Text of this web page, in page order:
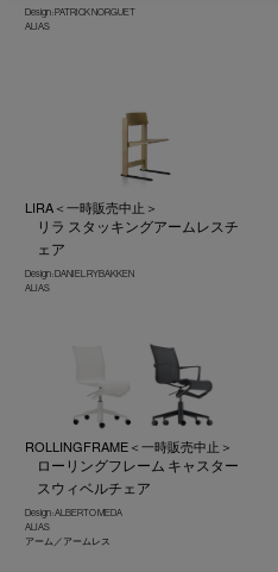
Design : PATRICK NORGUET
ALIAS
LIRA＜一時販売中止＞
リラ スタッキングアームレスチ
ェア
Design : DANIEL RYBAKKEN
ALIAS
ROLLINGFRAME＜一時販売中止＞
ローリングフレーム キャスター
スウィベルチェア
Design : ALBERTO MEDA
ALIAS
アーム／アームレス